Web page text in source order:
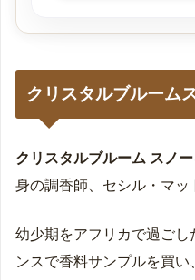
クリスタルブルーム
クリスタルブルーム スノー
身の調香師、セシル・マッ
幼少期をアフリカで過ご
ンスで香料サンプルを買